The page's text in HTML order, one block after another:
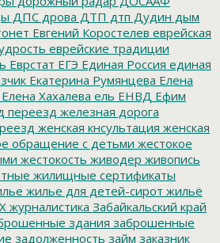
ДПС дрова ДТП дтп Дудин дым
Евгений Коростелев еврейская
еврейские традиции
Еврстат ЕГЭ Единая Россия единая
Екатерина Румянцева Елена
Елена Хахалева ель ЕНВД Ефим
переезд железная дорога
женская кнсультация женская
обращение с детьми жестокое
жестокость живодер живопись
жилищные сертификаты
жилье для детей-сирот жильё
журналистика Забайкальский край
здания заброшенные
задолженность займ заказник